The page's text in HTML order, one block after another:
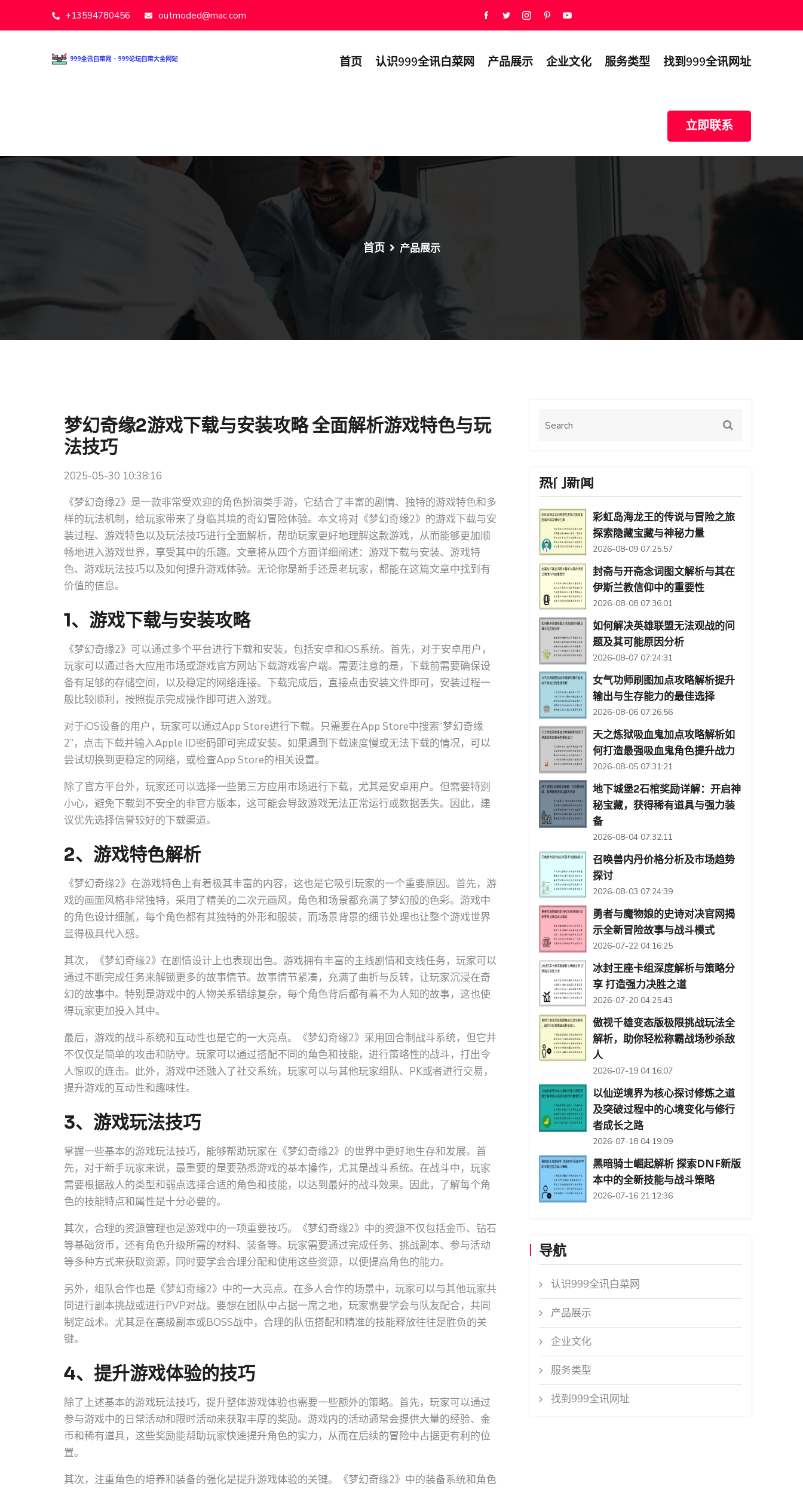
+13594780456 outmoded@mac.com
首页 认识999全讯白菜网 产品展示 企业文化 服务类型 找到999全讯网址
立即联系
首页 产品展示
梦幻奇缘2游戏下载与安装攻略 全面解析游戏特色与玩
法技巧
2025-05-30 10:38:16
《梦幻奇缘2》是一款非常受欢迎的角色扮演类手游，它结合了丰富的剧情、独特的游戏特色和多
样的玩法机制，给玩家带来了身临其境的奇幻冒险体验。本文将对《梦幻奇缘2》的游戏下载与安
装过程、游戏特色以及玩法技巧进行全面解析，帮助玩家更好地理解这款游戏，从而能够更加顺
畅地进入游戏世界，享受其中的乐趣。文章将从四个方面详细阐述：游戏下载与安装、游戏特
色、游戏玩法技巧以及如何提升游戏体验。无论你是新手还是老玩家，都能在这篇文章中找到有
价值的信息。
1、游戏下载与安装攻略
《梦幻奇缘2》可以通过多个平台进行下载和安装，包括安卓和iOS系统。首先，对于安卓用户，
玩家可以通过各大应用市场或游戏官方网站下载游戏客户端。需要注意的是，下载前需要确保设
备有足够的存储空间，以及稳定的网络连接。下载完成后，直接点击安装文件即可，安装过程一
般比较顺利，按照提示完成操作即可进入游戏。
对于iOS设备的用户，玩家可以通过App Store进行下载。只需要在App Store中搜索“梦幻奇缘
2”，点击下载并输入Apple ID密码即可完成安装。如果遇到下载速度慢或无法下载的情况，可以
尝试切换到更稳定的网络，或检查App Store的相关设置。
除了官方平台外，玩家还可以选择一些第三方应用市场进行下载，尤其是安卓用户。但需要特别
小心，避免下载到不安全的非官方版本，这可能会导致游戏无法正常运行或数据丢失。因此，建
议优先选择信誉较好的下载渠道。
2、游戏特色解析
《梦幻奇缘2》在游戏特色上有着极其丰富的内容，这也是它吸引玩家的一个重要原因。首先，游
戏的画面风格非常独特，采用了精美的二次元画风，角色和场景都充满了梦幻般的色彩。游戏中
的角色设计细腻，每个角色都有其独特的外形和服装，而场景背景的细节处理也让整个游戏世界
显得极具代入感。
其次，《梦幻奇缘2》在剧情设计上也表现出色。游戏拥有丰富的主线剧情和支线任务，玩家可以
通过不断完成任务来解锁更多的故事情节。故事情节紧凑，充满了曲折与反转，让玩家沉浸在奇
幻的故事中。特别是游戏中的人物关系错综复杂，每个角色背后都有着不为人知的故事，这也使
得玩家更加投入其中。
最后，游戏的战斗系统和互动性也是它的一大亮点。《梦幻奇缘2》采用回合制战斗系统，但它并
不仅仅是简单的攻击和防守。玩家可以通过搭配不同的角色和技能，进行策略性的战斗，打出令
人惊叹的连击。此外，游戏中还融入了社交系统，玩家可以与其他玩家组队、PK或者进行交易，
提升游戏的互动性和趣味性。
3、游戏玩法技巧
掌握一些基本的游戏玩法技巧，能够帮助玩家在《梦幻奇缘2》的世界中更好地生存和发展。首
先，对于新手玩家来说，最重要的是要熟悉游戏的基本操作，尤其是战斗系统。在战斗中，玩家
需要根据敌人的类型和弱点选择合适的角色和技能，以达到最好的战斗效果。因此，了解每个角
色的技能特点和属性是十分必要的。
其次，合理的资源管理也是游戏中的一项重要技巧。《梦幻奇缘2》中的资源不仅包括金币、钻石
等基础货币，还有角色升级所需的材料、装备等。玩家需要通过完成任务、挑战副本、参与活动
等多种方式来获取资源，同时要学会合理分配和使用这些资源，以便提高角色的能力。
另外，组队合作也是《梦幻奇缘2》中的一大亮点。在多人合作的场景中，玩家可以与其他玩家共
同进行副本挑战或进行PVP对战。要想在团队中占据一席之地，玩家需要学会与队友配合，共同
制定战术。尤其是在高级副本或BOSS战中，合理的队伍搭配和精准的技能释放往往是胜负的关
键。
4、提升游戏体验的技巧
除了上述基本的游戏玩法技巧，提升整体游戏体验也需要一些额外的策略。首先，玩家可以通过
参与游戏中的日常活动和限时活动来获取丰厚的奖励。游戏内的活动通常会提供大量的经验、金
币和稀有道具，这些奖励能帮助玩家快速提升角色的实力，从而在后续的冒险中占据更有利的位
置。
其次，注重角色的培养和装备的强化是提升游戏体验的关键。《梦幻奇缘2》中的装备系统和角色
热门新闻
彩虹岛海龙王的传说与冒险之旅
探索隐藏宝藏与神秘力量
2026-08-09 07:25:57
封斋与开斋念词图文解析与其在
伊斯兰教信仰中的重要性
2026-08-08 07:36:01
如何解决英雄联盟无法观战的问
题及其可能原因分析
2026-08-07 07:24:31
女气功师刷图加点攻略解析提升
输出与生存能力的最佳选择
2026-08-06 07:26:56
天之炼狱吸血鬼加点攻略解析如
何打造最强吸血鬼角色提升战力
2026-08-05 07:31:21
地下城堡2石棺奖励详解：开启神
秘宝藏，获得稀有道具与强力装
备
2026-08-04 07:32:11
召唤兽内丹价格分析及市场趋势
探讨
2026-08-03 07:24:39
勇者与魔物娘的史诗对决官网揭
示全新冒险故事与战斗模式
2026-07-22 04:16:25
冰封王座卡组深度解析与策略分
享 打造强力决胜之道
2026-07-20 04:25:43
傲视千雄变态版极限挑战玩法全
解析，助你轻松称霸战场秒杀敌
人
2026-07-19 04:16:07
以仙逆境界为核心探讨修炼之道
及突破过程中的心境变化与修行
者成长之路
2026-07-18 04:19:09
黑暗骑士崛起解析 探索DNF新版
本中的全新技能与战斗策略
2026-07-16 21:12:36
导航
认识999全讯白菜网
产品展示
企业文化
服务类型
找到999全讯网址